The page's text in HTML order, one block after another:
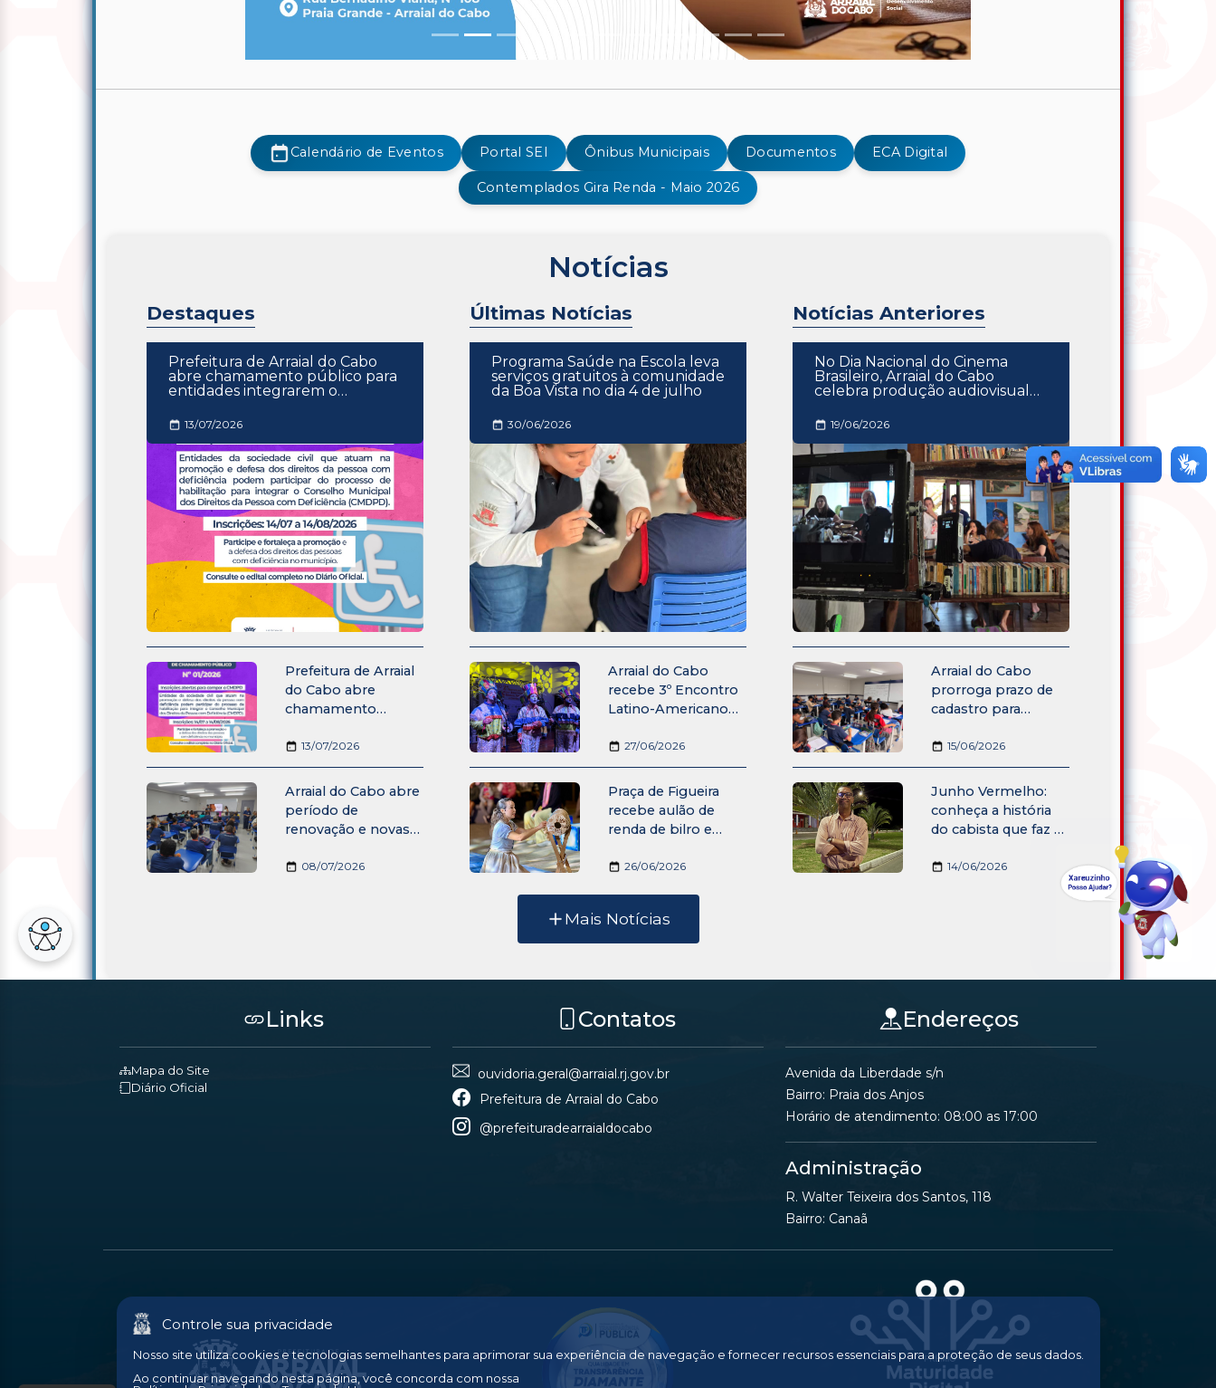
Controle sua privacidade
Nosso site utiliza cookies e tecnologias semelhantes para aprimorar sua experiência de navegação e fornecer recursos essenciais para a proteção de seus dados.
Ao continuar navegando nesta página, você concorda com nossa
Calendário de Eventos Portal SEI Ônibus Municipais Documentos ECA Digital
Contemplados Gira Renda - Maio 2026
Notícias
Destaques
Prefeitura de Arraial do Cabo
abre chamamento público para
entidades integrarem o
da Pessoa com Deficiência
13/07/2026
Prefeitura de Arraial
do Cabo abre
chamamento
entidades
integrarem o
Conselho Municipal
dos Direitos da
Pessoa com
Deficiência
13/07/2026
Arraial do Cabo abre
período de
renovação e novas
Educação de Jovens
08/07/2026
Últimas Notícias
Programa Saúde na Escola leva
serviços gratuitos à comunidade
da Boa Vista no dia 4 de julho
30/06/2026
Arraial do Cabo
recebe 3º Encontro
Latino-Americano
Coros
27/06/2026
Praça de Figueira
recebe aulão de
renda de bilro e
inspirada na cultura
26/06/2026
Notícias Anteriores
No Dia Nacional do Cinema
Brasileiro, Arraial do Cabo
celebra produção audiovisual
metragem "Massambaba"
19/06/2026
Arraial do Cabo
prorroga prazo de
cadastro para
incentivo financeiro-
educacional à
permanência
escolar
15/06/2026
Junho Vermelho:
conheça a história
do cabista que faz da
um gesto de amor
14/06/2026
Mais Notícias
Links
Mapa do Site
Diário Oficial
Contatos
ouvidoria.geral@arraial.rj.gov.br
Prefeitura de Arraial do Cabo
@prefeituradearraialdocabo
Endereços
Avenida da Liberdade s/n
Bairro: Praia dos Anjos
Horário de atendimento: 08:00 as 17:00
Administração
R. Walter Teixeira dos Santos, 118
Bairro: Canaã